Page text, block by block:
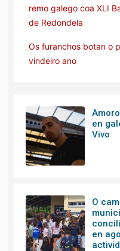
remo galego coa XLI
de Redondela
Os furanchos botan o
vindeiro ano
en
Vivo
O
en